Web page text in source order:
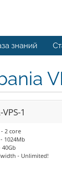
знаний
1
2 core
1024Mb
40Gb
- Unlimited!